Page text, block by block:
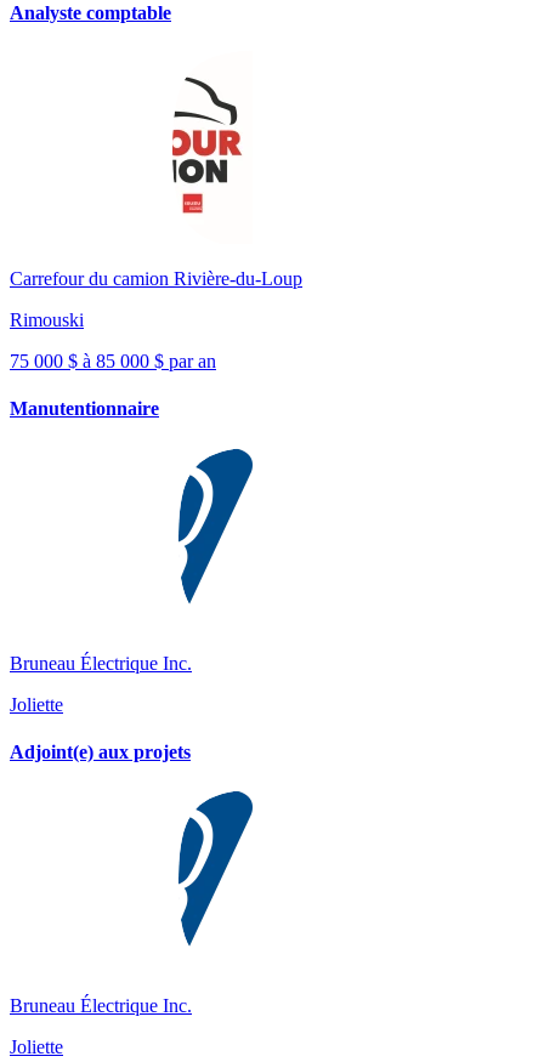
Analyste comptable
Carrefour du camion Rivière-du-Loup
Rimouski
75 000 $ à 85 000 $ par an
Manutentionnaire
Bruneau Électrique Inc.
Joliette
Adjoint(e) aux projets
Bruneau Électrique Inc.
Joliette